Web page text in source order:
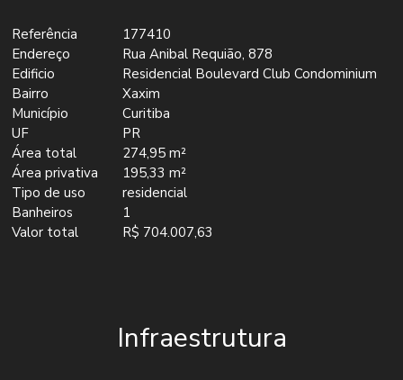
Referência
177410
Endereço
Rua Anibal Requião, 878
Edificio
Residencial Boulevard Club Condominium
Bairro
Xaxim
Município
Curitiba
UF
PR
Área total
274,95 m²
Área privativa
195,33 m²
Tipo de uso
residencial
Banheiros
1
Valor total
R$ 704.007,63
Infraestrutura